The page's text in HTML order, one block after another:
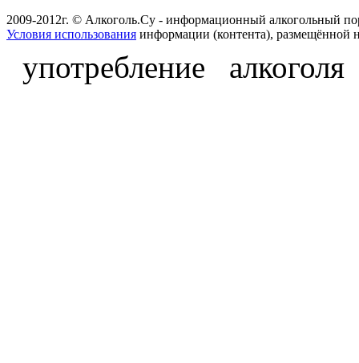
2009-2012г. © Алкоголь.Су - информационный алкогольный
Условия использования информации (контента), размещённой
употребление